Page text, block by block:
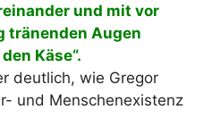
und mit vor
tränenden Augen
Käse“.
deutlich, wie Gregor
und Menschenexistenz